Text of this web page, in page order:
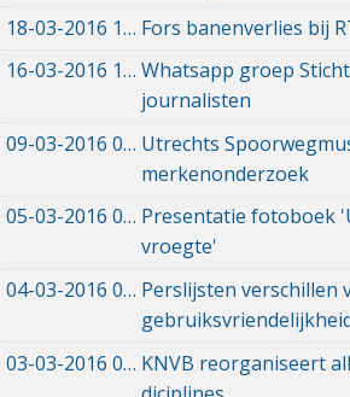
18-03-2016 18-03-2016 14:53
Fors banenverlies bij
16-03-2016 16-03-2016 17:53
Whatsapp groep
journalisten
09-03-2016 09-03-2016 18:43
Utrechts
merkenonderzoek
05-03-2016 05-03-2016 12:00
Presentatie fotoboek
vroegte'
04-03-2016 04-03-2016 12:00
Perslijsten verschillen
03-03-2016 03-03-2016 12:00
KNVB reorganiseert